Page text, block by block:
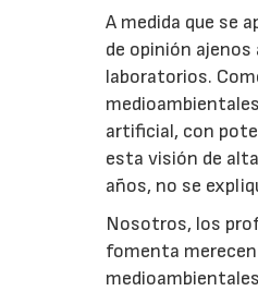
A medida que se
de opinión
laboratorios.
artificial, con
esta visión de
años, no se
Nosotros, los
fomenta